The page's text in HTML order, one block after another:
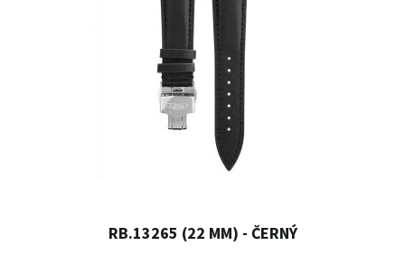
RB.13265 (22 MM) - ČERNÝ